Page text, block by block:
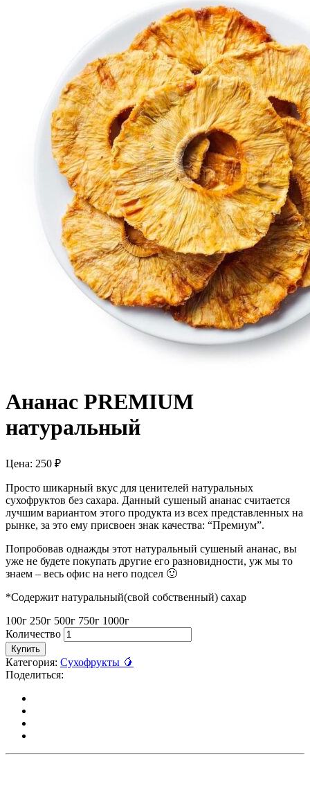
Ананас PREMIUM
натуральный
Цена: 250 ₽
Просто шикарный вкус для ценителей натуральных
сухофруктов без сахара. Данный сушеный ананас считается
лучшим вариантом этого продукта из всех представленных на
рынке, за это ему присвоен знак качества: “Премиум”.
Попробовав однажды этот натуральный сушеный ананас, вы
уже не будете покупать другие его разновидности, уж мы то
знаем – весь офис на него подсел 🙂
*Содержит натуральный(свой собственный) сахар
100г 250г 500г 750г 1000г
Количество
Купить
Категория: Сухофрукты 🥭
Поделиться: